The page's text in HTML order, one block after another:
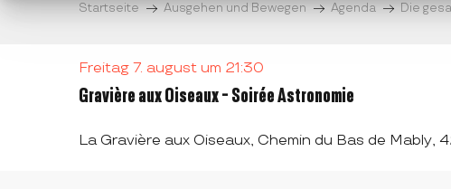
Startseite Ausgehen und Bewegen Agenda Die
Freitag 7. august um 21:30
Gravière aux Oiseaux - Soirée Astronomie
La Gravière aux Oiseaux, Chemin du Bas de Mably,